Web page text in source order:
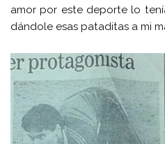
amor por este deporte lo
dándole esas pataditas a mi